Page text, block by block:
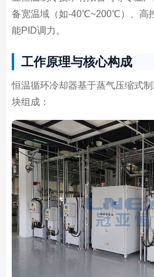
备宽温域（如-40℃~200℃）、高
能PID调力。
工作原理与核心构成
恒温循环冷却器基于蒸气压缩式
块组成：